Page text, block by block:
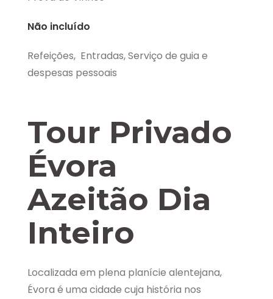
Não incluído
Refeições, Entradas, Serviço de guia e
despesas pessoais
Tour Privado
Évora
Azeitão Dia
Inteiro
Localizada em plena planície alentejana,
Évora é uma cidade cuja história nos